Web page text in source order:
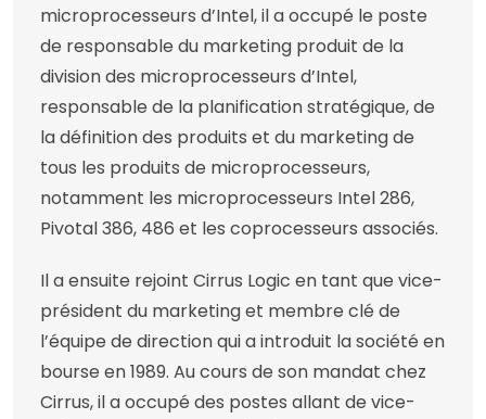
microprocesseurs d’Intel, il a occupé le poste
de responsable du marketing produit de la
division des microprocesseurs d’Intel,
responsable de la planification stratégique, de
la définition des produits et du marketing de
tous les produits de microprocesseurs,
notamment les microprocesseurs Intel 286,
Pivotal 386, 486 et les coprocesseurs associés.
Il a ensuite rejoint Cirrus Logic en tant que vice-
président du marketing et membre clé de
l’équipe de direction qui a introduit la société en
bourse en 1989. Au cours de son mandat chez
Cirrus, il a occupé des postes allant de vice-